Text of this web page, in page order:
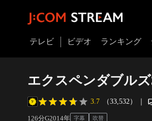
テレビ ビデオ ランキング
エクスペンダブル
3.7 （33,532） ｜
126分G2014年 字幕 吹替